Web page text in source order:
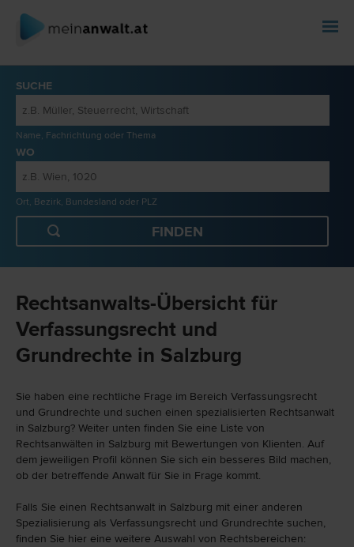
SUCHE
Name, Fachrichtung oder Thema
WO
Ort, Bezirk, Bundesland oder PLZ
Rechtsanwalts-Übersicht für
Verfassungsrecht und
Grundrechte in Salzburg
Sie haben eine rechtliche Frage im Bereich Verfassungsrecht
und Grundrechte und suchen einen spezialisierten Rechtsanwalt
in Salzburg? Weiter unten finden Sie eine Liste von
Rechtsanwälten in Salzburg mit Bewertungen von Klienten. Auf
dem jeweiligen Profil können Sie sich ein besseres Bild machen,
ob der betreffende Anwalt für Sie in Frage kommt.
Falls Sie einen Rechtsanwalt in Salzburg mit einer anderen
Spezialisierung als Verfassungsrecht und Grundrechte suchen,
finden Sie hier eine weitere Auswahl von Rechtsbereichen: